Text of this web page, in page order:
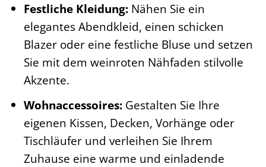
Festliche Kleidung:Nähen Sie ein
elegantes Abendkleid, einen schicken
Blazer oder eine festliche Bluse und setzen
Sie mit dem weinroten Nähfaden stilvolle
Akzente.
Wohnaccessoires:Gestalten Sie Ihre
eigenen Kissen, Decken, Vorhänge oder
Tischläufer und verleihen Sie Ihrem
Zuhause eine warme und einladende